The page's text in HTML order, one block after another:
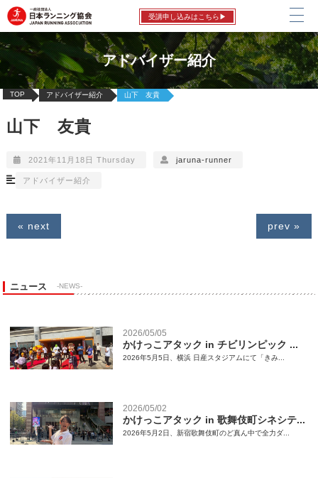
受講申し込みはこちら▶
アドバイザー紹介
TOP アドバイザー紹介 山下 友貴
山下 友貴
2021年11月18日 Thursday jaruna-runner
アドバイザー紹介
« next prev »
ニュース -NEWS-
2026/05/05
かけっこアタック in チビリンピック ...
2026年5月5日、横浜 日産スタジアムにて「きみ...
2026/05/02
かけっこアタック in 歌舞伎町シネシテ...
2026年5月2日、新宿歌舞伎町のど真ん中で全力ダ...